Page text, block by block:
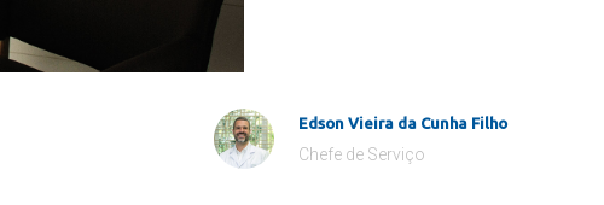
Edson Vieira da Cunha Filho
Chefe de Serviço